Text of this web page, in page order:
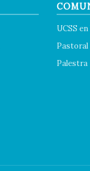
UCSS
Pastoral
Palestra